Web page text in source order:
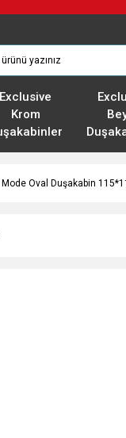
Exclusive
Krom
Mode Oval Duşakabin